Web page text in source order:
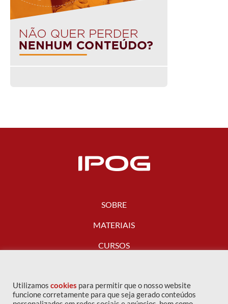
SOBRE
MATERIAIS
CURSOS
FALE CONOSCO
Utilizamos cookies para permitir que o nosso website
funcione corretamente para que seja gerado conteúdos